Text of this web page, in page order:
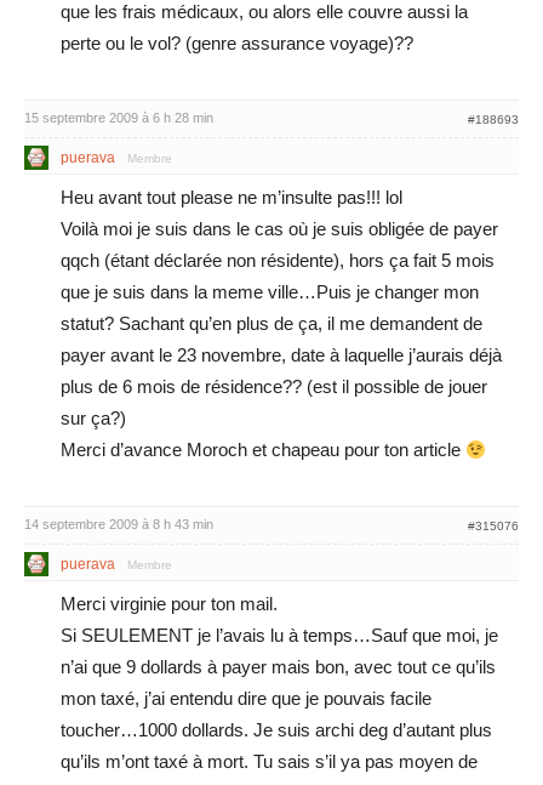
que les frais médicaux, ou alors elle couvre aussi la
perte ou le vol? (genre assurance voyage)??
15 septembre 2009 à 6 h 28 min #188693
puerava Membre
Heu avant tout please ne m’insulte pas!!! lol
Voilà moi je suis dans le cas où je suis obligée de payer
qqch (étant déclarée non résidente), hors ça fait 5 mois
que je suis dans la meme ville…Puis je changer mon
statut? Sachant qu’en plus de ça, il me demandent de
payer avant le 23 novembre, date à laquelle j’aurais déjà
plus de 6 mois de résidence?? (est il possible de jouer
sur ça?)
Merci d’avance Moroch et chapeau pour ton article
14 septembre 2009 à 8 h 43 min #315076
puerava Membre
Merci virginie pour ton mail.
Si SEULEMENT je l’avais lu à temps…Sauf que moi, je
n’ai que 9 dollards à payer mais bon, avec tout ce qu’ils
mon taxé, j’ai entendu dire que je pouvais facile
toucher…1000 dollards. Je suis archi deg d’autant plus
qu’ils m’ont taxé à mort. Tu sais s’il ya pas moyen de